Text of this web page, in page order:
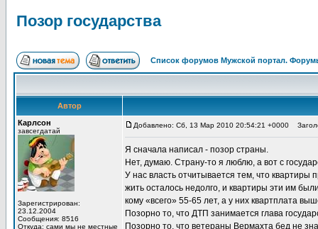
Позор государства
Список форумов Мужской портал.
Автор
Карлсон
завсегдатай
Зарегистрирован:
23.12.2004
Сообщения: 8516
Откуда: сами мы не местные
Добавлено: Сб, 13 Мар 2010 20:54:21 +0000
Я сначала написал - позор страны.
Нет, думаю. Страну-то я люблю, а вот с
У нас власть отчитывается тем, что
жить осталось недолго, и квартиры эти им
кому «всего» 55-65 лет, а у них квартплата
Позорно то, что ДТП занимается глава
Позорно то, что ветераны Вермахта бед не